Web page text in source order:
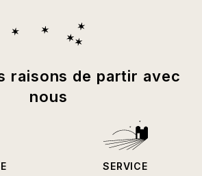
raisons de partir avec
nous
SERVICE